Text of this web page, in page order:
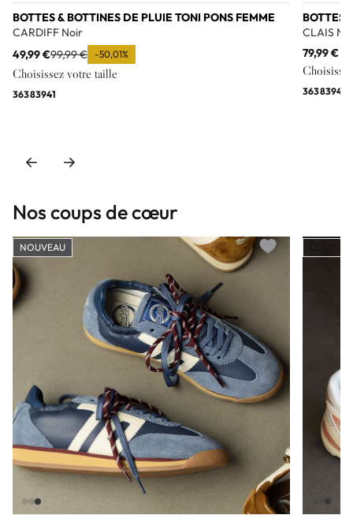
BOTTES & BOTTINES DE PLUIE TONI PONS FEMME
CARDIFF Noir
49,99 €99,99 € -50,01%
Choisissez votre taille
36383941
BOTTES
CLAIS
79,99 €
36383940
Nos coups de cœur
NOUVEAU
Add to wishlist